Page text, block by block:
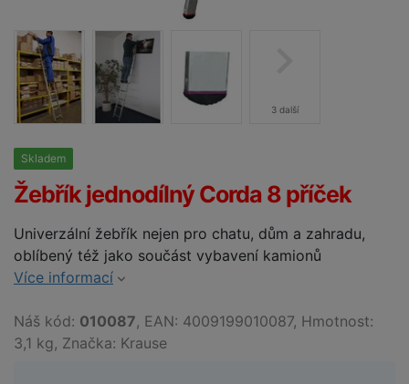
3 další
Skladem
Žebřík jednodílný Corda 8 příček
Univerzální žebřík nejen pro chatu, dům a zahradu,
oblíbený též jako součást vybavení kamionů
Více informací
Náš kód: 010087, EAN: 4009199010087, Hmotnost:
3,1 kg, Značka: Krause